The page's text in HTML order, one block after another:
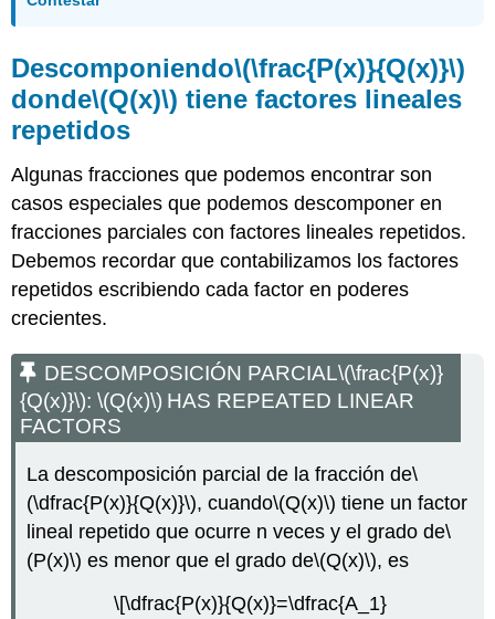
Descomponiendo\(\frac{P(x)}{Q(x)}\)
donde\(Q(x)\) tiene factores lineales
repetidos
Algunas fracciones que podemos encontrar son
casos especiales que podemos descomponer en
fracciones parciales con factores lineales repetidos.
Debemos recordar que contabilizamos los factores
repetidos escribiendo cada factor en poderes
crecientes.
DESCOMPOSICIÓN PARCIAL\(\frac{P(x)}
{Q(x)}\):\(Q(x)\) HAS REPEATED LINEAR
FACTORS
La descomposición parcial de la fracción de\
(\dfrac{P(x)}{Q(x)}\), cuando\(Q(x)\) tiene un factor
lineal repetido que ocurre n veces y el grado de\
(P(x)\) es menor que el grado de\(Q(x)\), es
\[\dfrac{P(x)}{Q(x)}=\dfrac{A_1}